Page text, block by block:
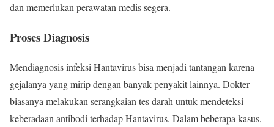
dan memerlukan perawatan medis segera.
Proses Diagnosis
Mendiagnosis infeksi Hantavirus bisa menjadi tantangan karena
gejalanya yang mirip dengan banyak penyakit lainnya. Dokter
biasanya melakukan serangkaian tes darah untuk mendeteksi
keberadaan antibodi terhadap Hantavirus. Dalam beberapa kasus,